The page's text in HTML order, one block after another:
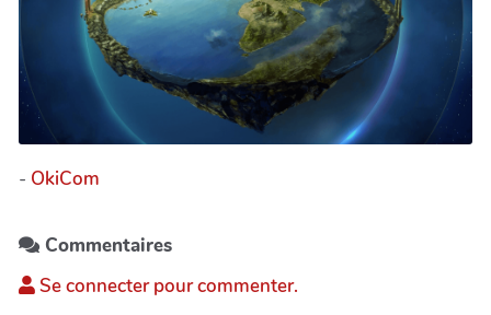
- OkiCom
Commentaires
Se connecter pour commenter.